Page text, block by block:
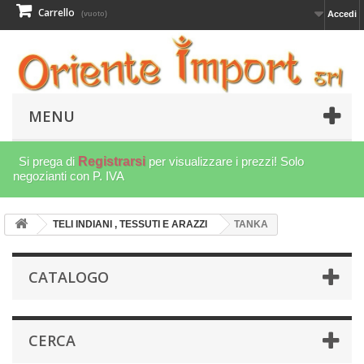
Accedi
Carrello (vuoto)
MENU
Si prega di Registrarsi per visualizzare i prezzi! Solo
negozianti con P. IVA
TELI INDIANI , TESSUTI E ARAZZI TANKA
CATALOGO
CERCA